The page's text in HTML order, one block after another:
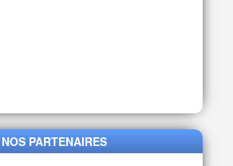
NOS PARTENAIRES